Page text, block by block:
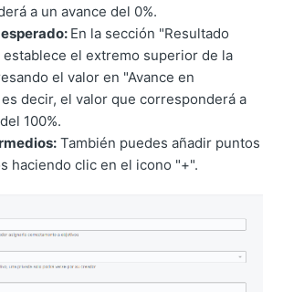
a un avance del 0%.
En la sección "Resultado
establece el extremo superior de la
el valor en "Avance en
decir, el valor que corresponderá a
100%.
También puedes añadir puntos
haciendo clic en el icono "+".